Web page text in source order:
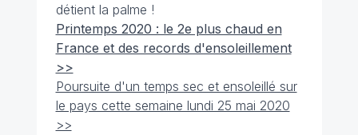
détient la palme !
Printemps 2020 : le 2e plus chaud en
France et des records d'ensoleillement
>>
Poursuite d'un temps sec et ensoleillé sur
le pays cette semaine lundi 25 mai 2020
>>